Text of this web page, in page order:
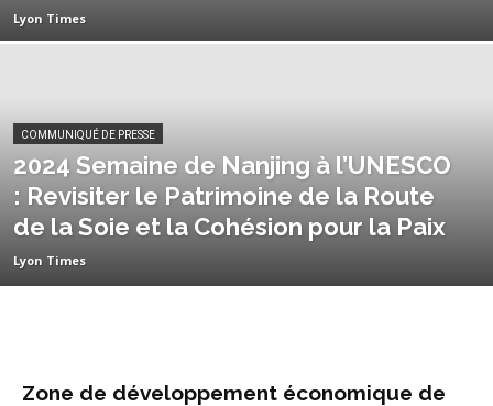
Lyon Times
COMMUNIQUÉ DE PRESSE
2024 Semaine de Nanjing à l’UNESCO
: Revisiter le Patrimoine de la Route
de la Soie et la Cohésion pour la Paix
Lyon Times
Zone de développement économique de